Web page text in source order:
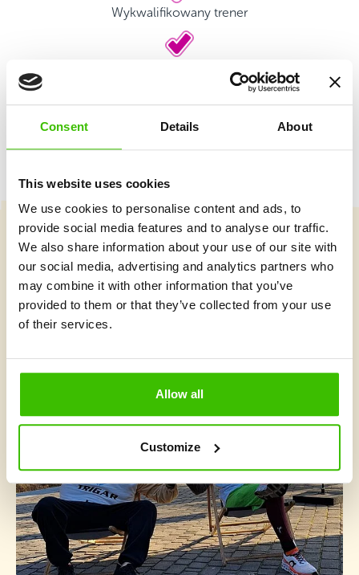
Consent Details About
This website uses cookies
We use cookies to personalise content and ads, to
provide social media features and to analyse our traffic.
We also share information about your use of our site with
our social media, advertising and analytics partners who
may combine it with other information that you’ve
provided to them or that they’ve collected from your use
of their services.
Allow all
Customize
Wykwalifikowany trener
Wybierz kurs
Co nowego w Gymnathlonie?